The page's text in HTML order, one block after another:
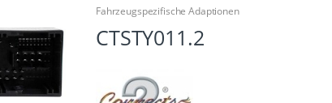
Fahrzeugspezifische Adaptionen
CTSTY011.2